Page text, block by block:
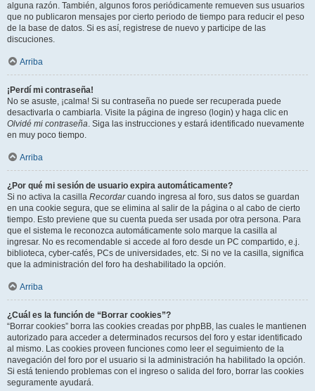
alguna razón. También, algunos foros periódicamente remueven sus usuarios
que no publicaron mensajes por cierto periodo de tiempo para reducir el peso
de la base de datos. Si es así, registrese de nuevo y participe de las
discuciones.
Arriba
¡Perdí mi contraseña!
No se asuste, ¡calma! Si su contraseña no puede ser recuperada puede
desactivarla o cambiarla. Visite la página de ingreso (login) y haga clic en
Olvidé mi contraseña. Siga las instrucciones y estará identificado nuevamente
en muy poco tiempo.
Arriba
¿Por qué mi sesión de usuario expira automáticamente?
Si no activa la casilla Recordarcuando ingresa al foro, sus datos se guardan
en una cookie segura, que se elimina al salir de la página o al cabo de cierto
tiempo. Esto previene que su cuenta pueda ser usada por otra persona. Para
que el sistema le reconozca automáticamente solo marque la casilla al
ingresar. No es recomendable si accede al foro desde un PC compartido, e.j.
biblioteca, cyber-cafés, PCs de universidades, etc. Si no ve la casilla, significa
que la administración del foro ha deshabilitado la opción.
Arriba
¿Cuál es la función de “Borrar cookies”?
“Borrar cookies” borra las cookies creadas por phpBB, las cuales le mantienen
autorizado para acceder a determinados recursos del foro y estar identificado
al mismo. Las cookies proveen funciones como leer el seguimiento de la
navegación del foro por el usuario si la administración ha habilitado la opción.
Si está teniendo problemas con el ingreso o salida del foro, borrar las cookies
seguramente ayudará.